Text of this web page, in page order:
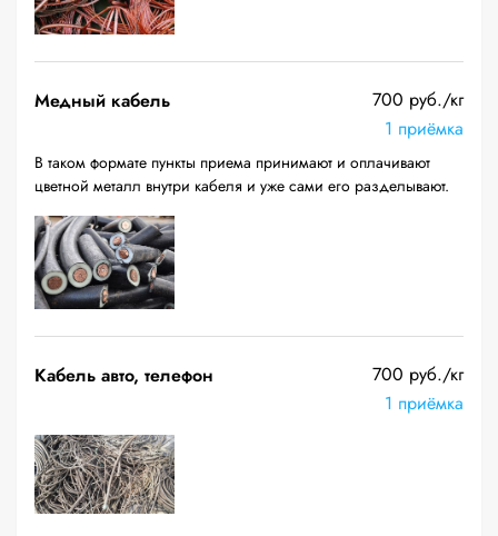
Медный кабель
700 руб./кг
1 приёмка
В таком формате пункты приема принимают и оплачивают
цветной металл внутри кабеля и уже сами его разделывают.
Кабель авто, телефон
700 руб./кг
1 приёмка